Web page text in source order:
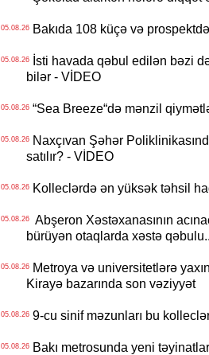
05.08.26Bakıda 108 küçə və
05.08.26İsti havada qəbul edilən bəzi
bilər - VİDEO
05.08.26“Sea Breeze“də mənzil
05.08.26Naxçıvan Şəhər
satılır? - VİDEO
05.08.26Kolleclərdə ən yüksək təhsil
05.08.26Abşeron Xəstəxanasının
bürüyən otaqlarda xəstə
05.08.26Metroya və universitetlərə
Kirayə bazarında son vəziyyət
05.08.269-cu sinif məzunları bu
05.08.26Bakı metrosunda yeni